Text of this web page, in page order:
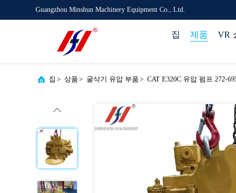
Guangzhou Minshun Machinery Equipment Co., Ltd.
집 제품 VR
집 > 상품 > 굴삭기 유압 부품 > CAT E320C 유압 펌프 272-